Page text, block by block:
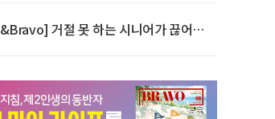
거절 못 하는 시니어가 끊어야